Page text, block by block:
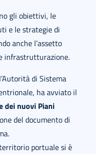
gli obiettivi, le
e le strategie di
anche l’assetto
infrastrutturazione.
di Sistema
ha avviato il
dei nuovi Piani
del documento di
portuale si è